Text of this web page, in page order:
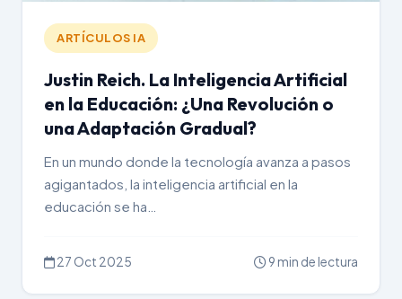
ARTÍCULOS IA
Justin Reich. La Inteligencia Artificial
en la Educación: ¿Una Revolución o
una Adaptación Gradual?
En un mundo donde la tecnología avanza a pasos
agigantados, la inteligencia artificial en la
educación se ha…
27 Oct 2025 9 min de lectura